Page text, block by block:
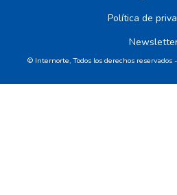
Política de
© Internorte, Todos los derechos reservados